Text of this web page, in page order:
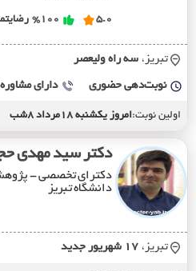
5.0
%100
تبریز، سه راه وليعصر
نوبت‌دهی حضوری دارای
اولین نوبت:امروز یکشنبه 18مرداد 8شب
دکتر سید مهدی
دکترای تخصصی -
دانشگاه تبریز
تبریز، 17 شهريور جديد